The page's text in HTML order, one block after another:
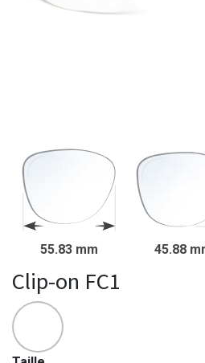
55.83 mm 45.88
Clip-on FC1